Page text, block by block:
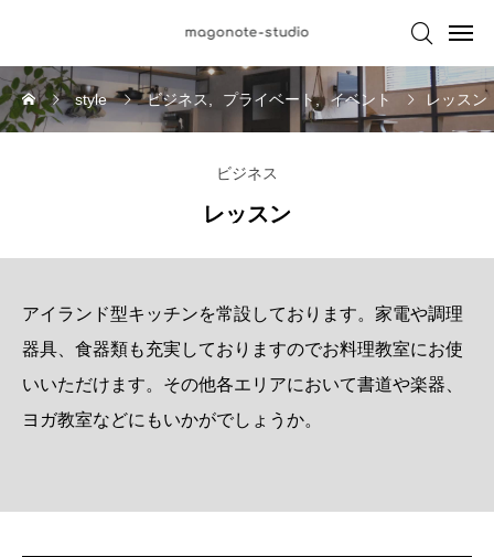

style ビジネス プライベート イベント レッスン
ビジネス
レッスン
アイランド型キッチンを常設しております。家電や調理
器具、食器類も充実しておりますのでお料理教室にお使
いいただけます。その他各エリアにおいて書道や楽器、
ヨガ教室などにもいかがでしょうか。